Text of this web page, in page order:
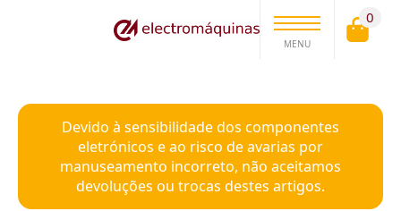
MENU
0
Devido à sensibilidade dos componentes
eletrónicos e ao risco de avarias por
manuseamento incorreto, não aceitamos
devoluções ou trocas destes artigos.